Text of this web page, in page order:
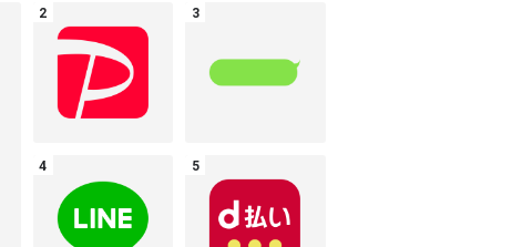
LINEロゴ d払い/ドコモ払い
その他